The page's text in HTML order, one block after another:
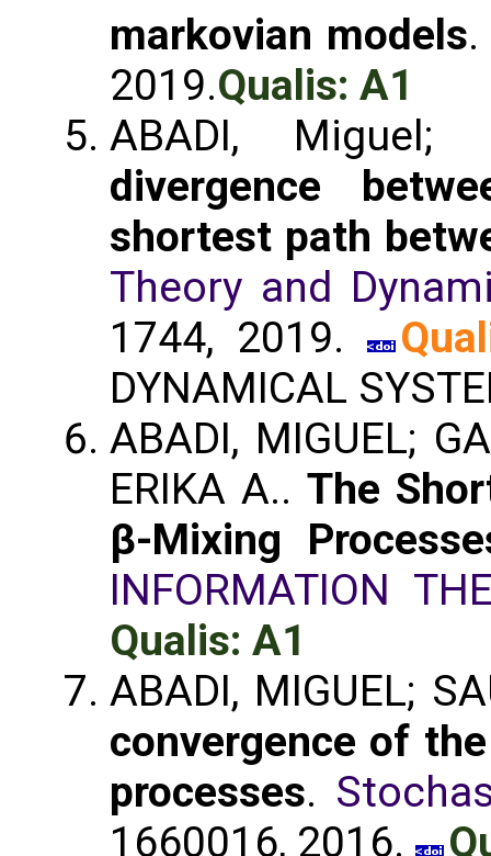
markovian models
2019.Qualis: A1
ABADI, Miguel;
divergence
shortest path
Theory and
1744, 2019.
DYNAMICAL
ABADI, MIGUEL;
ERIKA A..The
β-Mixing
INFORMATION
Qualis: A1
ABADI, MIGUEL;
convergence of
processes.
1660016, 2016.